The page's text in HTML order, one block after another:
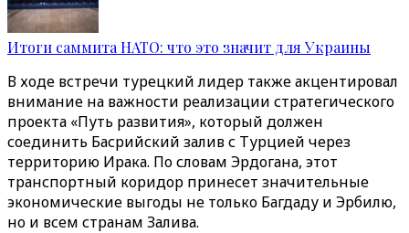
Итоги саммита НАТО: что это значит для Украины
В ходе встречи турецкий лидер также акцентировал
внимание на важности реализации стратегического
проекта «Путь развития», который должен
соединить Басрийский залив с Турцией через
территорию Ирака. По словам Эрдогана, этот
транспортный коридор принесет значительные
экономические выгоды не только Багдаду и Эрбилю,
но и всем странам Залива.